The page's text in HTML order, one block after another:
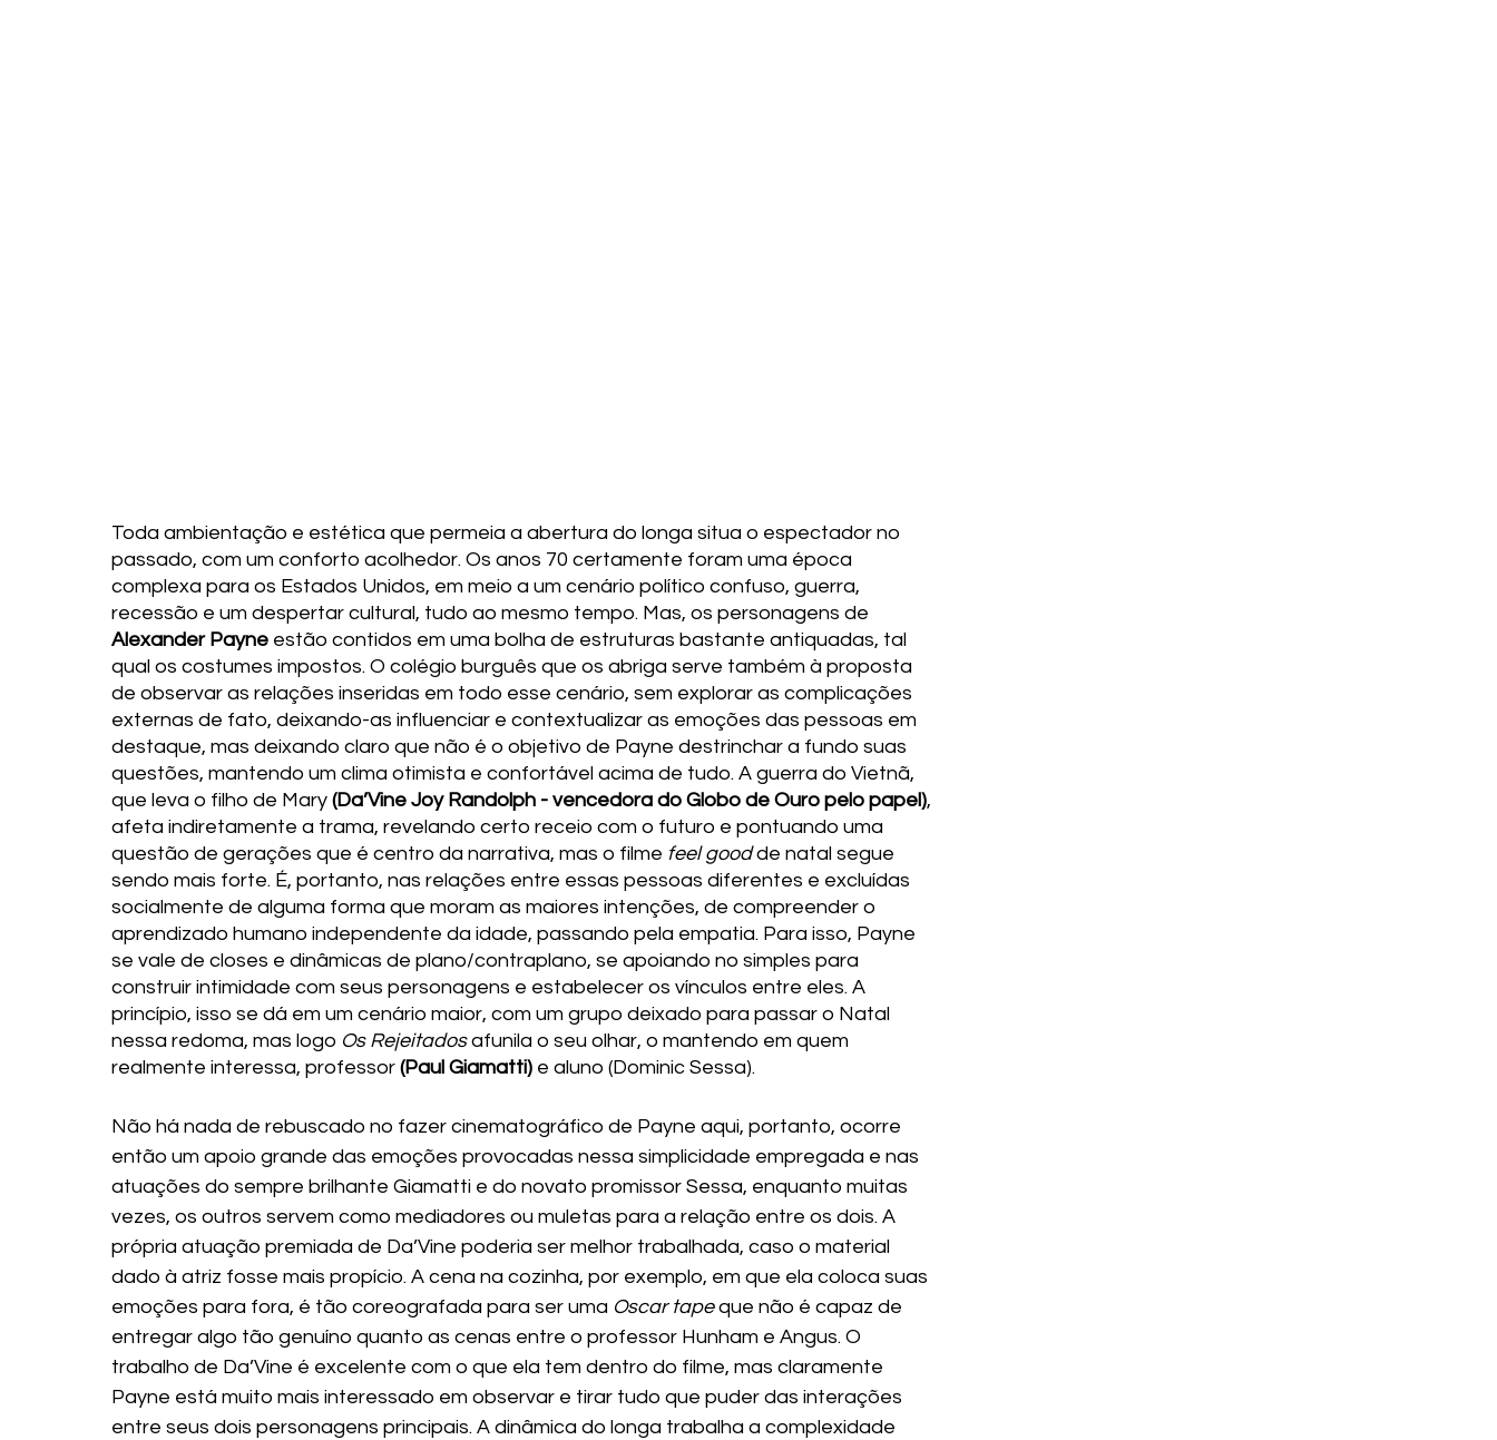
Toda ambientação e estética que permeia a abertura do longa situa o espectador no
passado, com um conforto acolhedor. Os anos 70 certamente foram uma época
complexa para os Estados Unidos, em meio a um cenário político confuso, guerra,
recessão e um despertar cultural, tudo ao mesmo tempo. Mas, os personagens de
Alexander Payne estão contidos em uma bolha de estruturas bastante antiquadas, tal
qual os costumes impostos. O colégio burguês que os abriga serve também à proposta
de observar as relações inseridas em todo esse cenário, sem explorar as complicações
externas de fato, deixando-as influenciar e contextualizar as emoções das pessoas em
destaque, mas deixando claro que não é o objetivo de Payne destrinchar a fundo suas
questões, mantendo um clima otimista e confortável acima de tudo. A guerra do Vietnã,
que leva o filho de Mary (Da’Vine Joy Randolph - vencedora do Globo de Ouro pelo papel),
afeta indiretamente a trama, revelando certo receio com o futuro e pontuando uma
questão de gerações que é centro da narrativa, mas o filme feel good de natal segue
sendo mais forte. É, portanto, nas relações entre essas pessoas diferentes e excluídas
socialmente de alguma forma que moram as maiores intenções, de compreender o
aprendizado humano independente da idade, passando pela empatia. Para isso, Payne
se vale de closes e dinâmicas de plano/contraplano, se apoiando no simples para
construir intimidade com seus personagens e estabelecer os vínculos entre eles. A
princípio, isso se dá em um cenário maior, com um grupo deixado para passar o Natal
nessa redoma, mas logo Os Rejeitados afunila o seu olhar, o mantendo em quem
realmente interessa, professor (Paul Giamatti) e aluno (Dominic Sessa).
Não há nada de rebuscado no fazer cinematográfico de Payne aqui, portanto, ocorre
então um apoio grande das emoções provocadas nessa simplicidade empregada e nas
atuações do sempre brilhante Giamatti e do novato promissor Sessa, enquanto muitas
vezes, os outros servem como mediadores ou muletas para a relação entre os dois. A
própria atuação premiada de Da’Vine poderia ser melhor trabalhada, caso o material
dado à atriz fosse mais propício. A cena na cozinha, por exemplo, em que ela coloca suas
emoções para fora, é tão coreografada para ser uma Oscar tape que não é capaz de
entregar algo tão genuíno quanto as cenas entre o professor Hunham e Angus. O
trabalho de Da’Vine é excelente com o que ela tem dentro do filme, mas claramente
Payne está muito mais interessado em observar e tirar tudo que puder das interações
entre seus dois personagens principais. A dinâmica do longa trabalha a complexidade